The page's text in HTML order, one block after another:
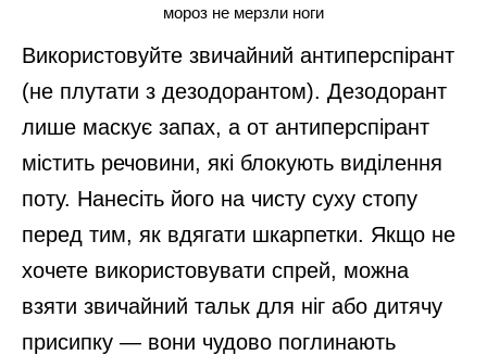
мороз не мерзли ноги
Використовуйте звичайний антиперспірант
(не плутати з дезодорантом). Дезодорант
лише маскує запах, а от антиперспірант
містить речовини, які блокують виділення
поту. Нанесіть його на чисту суху стопу
перед тим, як вдягати шкарпетки. Якщо не
хочете використовувати спрей, можна
взяти звичайний тальк для ніг або дитячу
присипку — вони чудово поглинають